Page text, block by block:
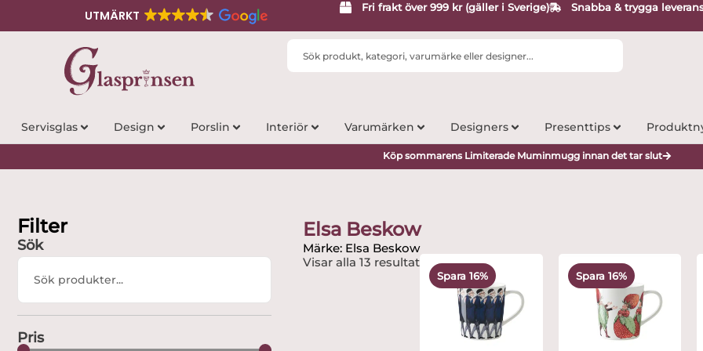
UTMÄRKT
Fri frakt över 999 kr (gäller i Sverige) Snabba & trygga
Search
Servisglas Design Porslin Interiör Varumärken Designers Presenttips
Köp sommarens Limiterade Muminmugg innan det tar slut
Filter
Sök
Search
Pris
Elsa Beskow
Märke: Elsa Beskow
Visar alla 13 resultat
Spara 16%
ursprungliga
priset
var:
295 kr.
nuvarande
priset
är:
249 kr.
Spara 16%
ursprungliga
priset
var:
295 kr.
nuvarande
priset
är:
249 kr.